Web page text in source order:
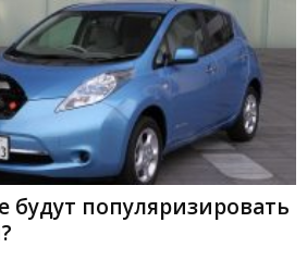
будут популяризировать